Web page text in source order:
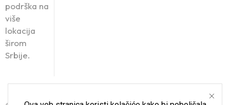
podrška na
više
lokacija
širom
Srbije.